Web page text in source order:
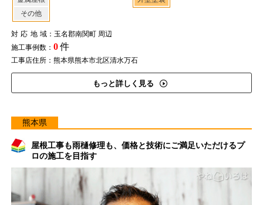
その他
対応地域：玉名郡南関町 周辺
施工事例数： 0件
工事店住所：熊本県熊本市北区清水万石
もっと詳しく見る
熊本県
屋根工事も雨樋修理も、価格と技術にご満足いただけるプ
ロの施工を目指す